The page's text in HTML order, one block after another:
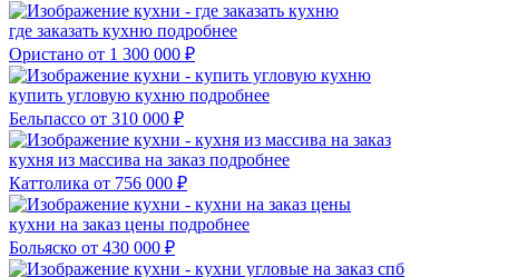
где заказать кухню подробнее
Ористано от 1 300 000 ₽
купить угловую кухню подробнее
Бельпассо от 310 000 ₽
кухня из массива на заказ подробнее
Каттолика от 756 000 ₽
кухни на заказ цены подробнее
Больяско от 430 000 ₽